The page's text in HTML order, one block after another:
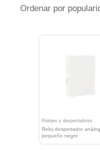
Relojes y despertadores
Reloj despertador
pequeño negro